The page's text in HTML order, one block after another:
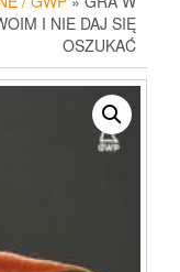
I NIE DAJ SIĘ
OSZUKAĆ